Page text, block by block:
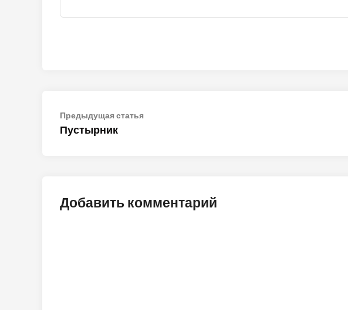
Навигация
по
Предыдущая статьяПредыдущая
Пустырник
Добавить комментарий